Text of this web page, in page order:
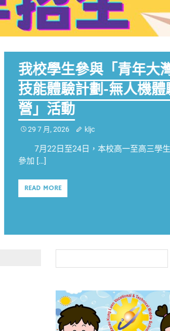
我校學生參與「青年大
技能體驗計劃-無人機體
營」活動
29 7 月, 2026 kljc
7月22日至24日，本校高一至高三學
參加 […]
READ MORE
尋